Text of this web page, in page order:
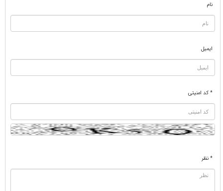
نام
ایمیل
* کد امنیتی
* نظر